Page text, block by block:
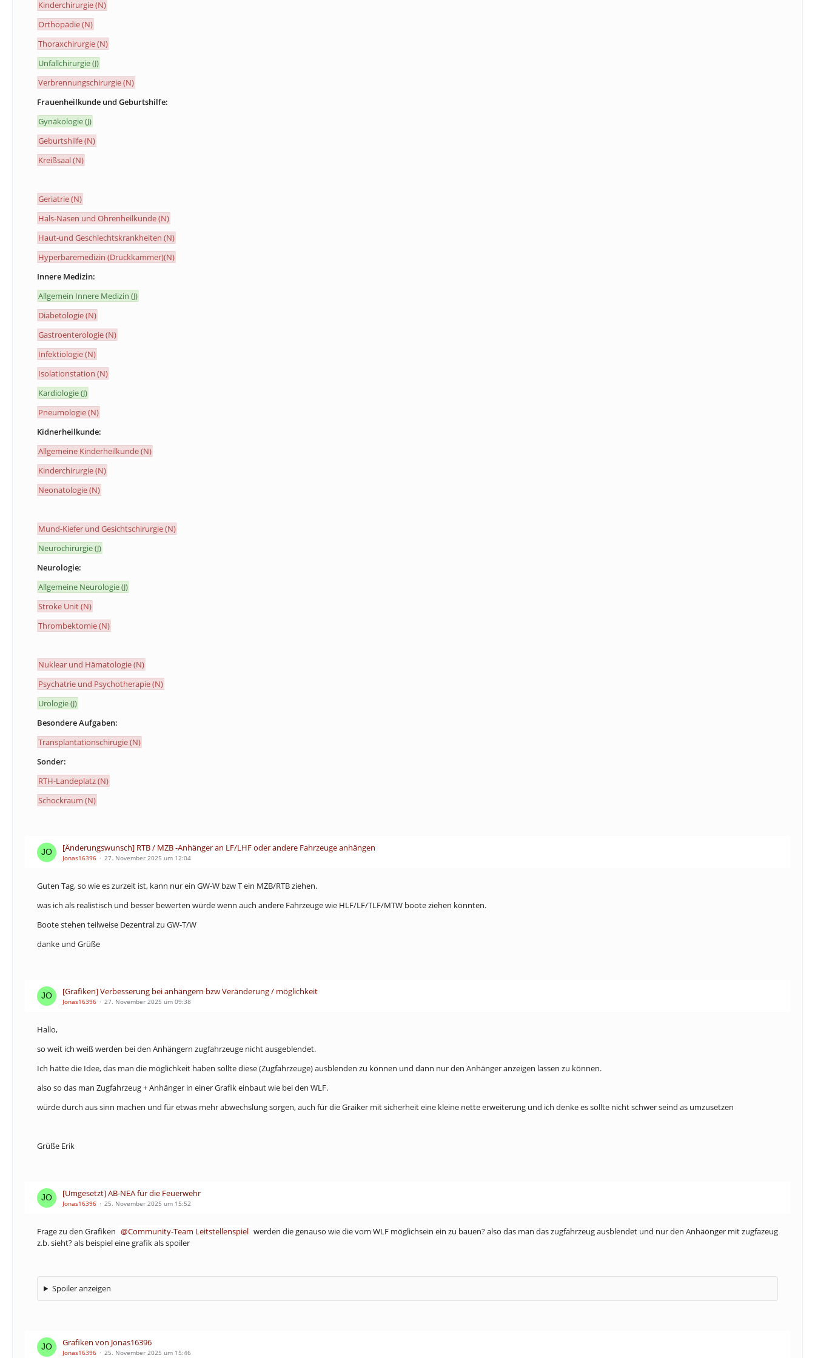
Kinderchirurgie (N)
Orthopädie (N)
Thoraxchirurgie (N)
Unfallchirurgie (J)
Verbrennungschirurgie (N)
Frauenheilkunde und Geburtshilfe:
Gynäkologie (J)
Geburtshilfe (N)
Kreißsaal (N)
Geriatrie (N)
Hals-Nasen und Ohrenheilkunde (N)
Haut-und Geschlechtskrankheiten (N)
Hyperbaremedizin (Druckkammer)(N)
Innere Medizin:
Allgemein Innere Medizin (J)
Diabetologie (N)
Gastroenterologie (N)
Infektiologie (N)
Isolationstation (N)
Kardiologie (J)
Pneumologie (N)
Kidnerheilkunde:
Allgemeine Kinderheilkunde (N)
Kinderchirurgie (N)
Neonatologie (N)
Mund-Kiefer und Gesichtschirurgie (N)
Neurochirurgie (J)
Neurologie:
Allgemeine Neurologie (J)
Stroke Unit (N)
Thrombektomie (N)
Nuklear und Hämatologie (N)
Psychatrie und Psychotherapie (N)
Urologie (J)
Besondere Aufgaben:
Transplantationschirugie (N)
Sonder:
RTH-Landeplatz (N)
Schockraum (N)
[Änderungswunsch] RTB / MZB -Anhänger an LF/LHF oder andere Fahrzeuge anhängen
Jonas16396 27. November 2025 um 12:04
Guten Tag, so wie es zurzeit ist, kann nur ein GW-W bzw T ein MZB/RTB ziehen.
was ich als realistisch und besser bewerten würde wenn auch andere Fahrzeuge wie HLF/LF/TLF/MTW boote ziehen könnten.
Boote stehen teilweise Dezentral zu GW-T/W
danke und Grüße
[Grafiken] Verbesserung bei anhängern bzw Veränderung / möglichkeit
Jonas16396 27. November 2025 um 09:38
Hallo,
so weit ich weiß werden bei den Anhängern zugfahrzeuge nicht ausgeblendet.
Ich hätte die Idee, das man die möglichkeit haben sollte diese (Zugfahrzeuge) ausblenden zu können und dann nur den Anhänger anzeigen lassen zu können.
also so das man Zugfahrzeug + Anhänger in einer Grafik einbaut wie bei den WLF.
würde durch aus sinn machen und für etwas mehr abwechslung sorgen, auch für die Graiker mit sicherheit eine kleine nette erweiterung und ich denke es sollte nicht schwer seind as umzusetzen
Grüße Erik
[Umgesetzt] AB-NEA für die Feuerwehr
Jonas16396 25. November 2025 um 15:52
Frage zu den Grafiken Community-Team Leitstellenspiel werden die genauso wie die vom WLF möglichsein ein zu bauen? also das man das zugfahrzeug ausblendet und nur den Anhäönger mit zugfazeug
z.b. sieht? als beispiel eine grafik als spoiler
Spoiler anzeigen
Grafiken von Jonas16396
Jonas16396 25. November 2025 um 15:46